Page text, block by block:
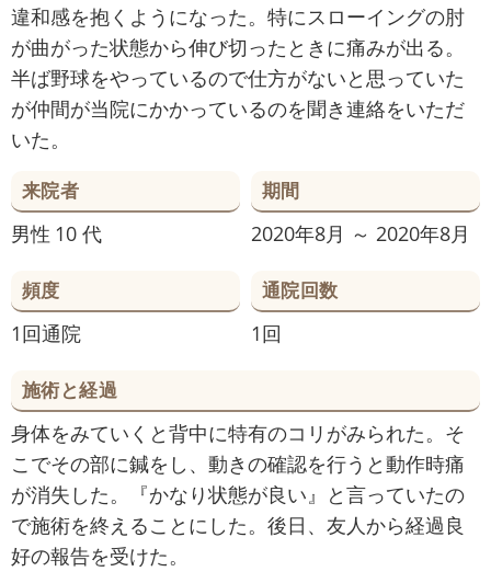
違和感を抱くようになった。特にスローイングの肘
が曲がった状態から伸び切ったときに痛みが出る。
半ば野球をやっているので仕方がないと思っていた
が仲間が当院にかかっているのを聞き連絡をいただ
いた。
来院者
男性 10 代
期間
2020年8月 ～ 2020年8月
頻度
1回通院
通院回数
1回
施術と経過
身体をみていくと背中に特有のコリがみられた。そ
こでその部に鍼をし、動きの確認を行うと動作時痛
が消失した。『かなり状態が良い』と言っていたの
で施術を終えることにした。後日、友人から経過良
好の報告を受けた。